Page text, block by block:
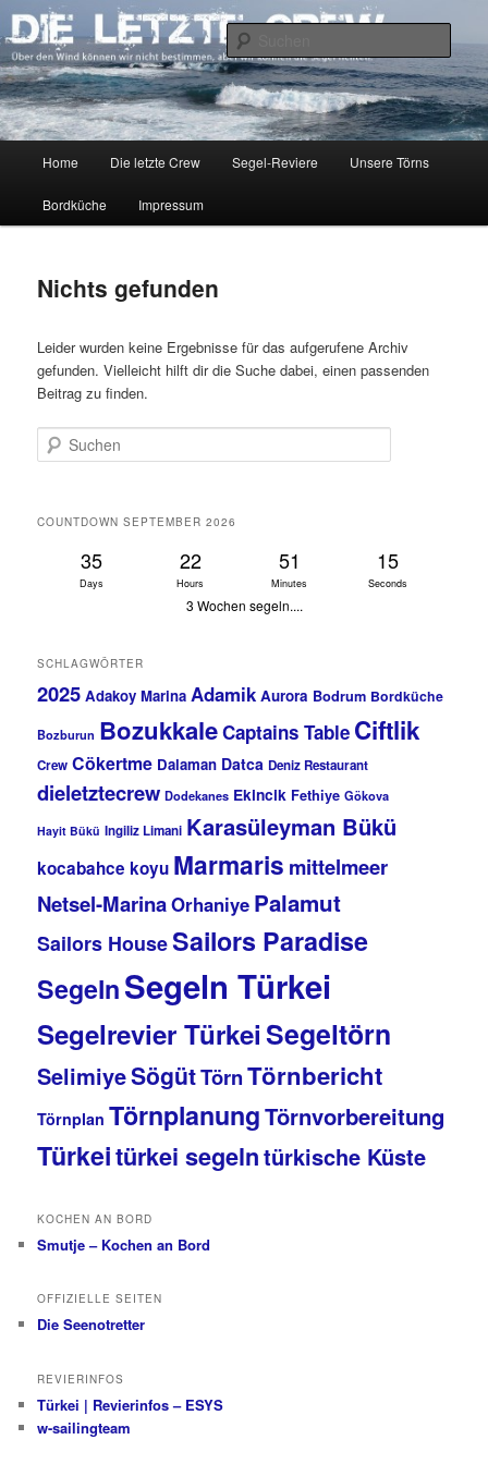
Zum
primären
Inhalt
springen
Zum
sekundären
Inhalt
springenDIE LETZTE CREW
Über den Wind können wir nicht bestimmen, aber wir können die Segel
richten.
Home Die letzte Crew Segel-Reviere Unsere Törns
Bordküche Impressum
Nichts gefunden
Leider wurden keine Ergebnisse für das aufgerufene Archiv
gefunden. Vielleicht hilft dir die Suche dabei, einen passenden
Beitrag zu finden.
Suchen
COUNTDOWN SEPTEMBER 2026
35
Days
22
Hours
51
Minutes
15
Seconds
3 Wochen segeln....
SCHLAGWÖRTER
2025 Adakoy Marina Adamik Aurora Bodrum Bordküche
Bozburun BozukkaleCaptains Table Ciftlik
Crew Cökertme Dalaman Datca Deniz Restaurant
dieletztecrew Dodekanes Ekincik Fethiye Gökova
Hayit Bükü Ingiliz Limani Karasüleyman Bükü
kocabahce koyu Marmaris mittelmeer
Netsel-MarinaOrhaniye Palamut
Sailors HouseSailors Paradise
SegelnSegeln Türkei
Segelrevier TürkeiSegeltörn
SelimiyeSögütTörnTörnbericht
Törnplan TörnplanungTörnvorbereitung
Türkeitürkei segelntürkische Küste
KOCHEN AN BORD
Smutje – Kochen an Bord
OFFIZIELLE SEITEN
Die Seenotretter
REVIERINFOS
Türkei | Revierinfos – ESYS
w-sailingteam